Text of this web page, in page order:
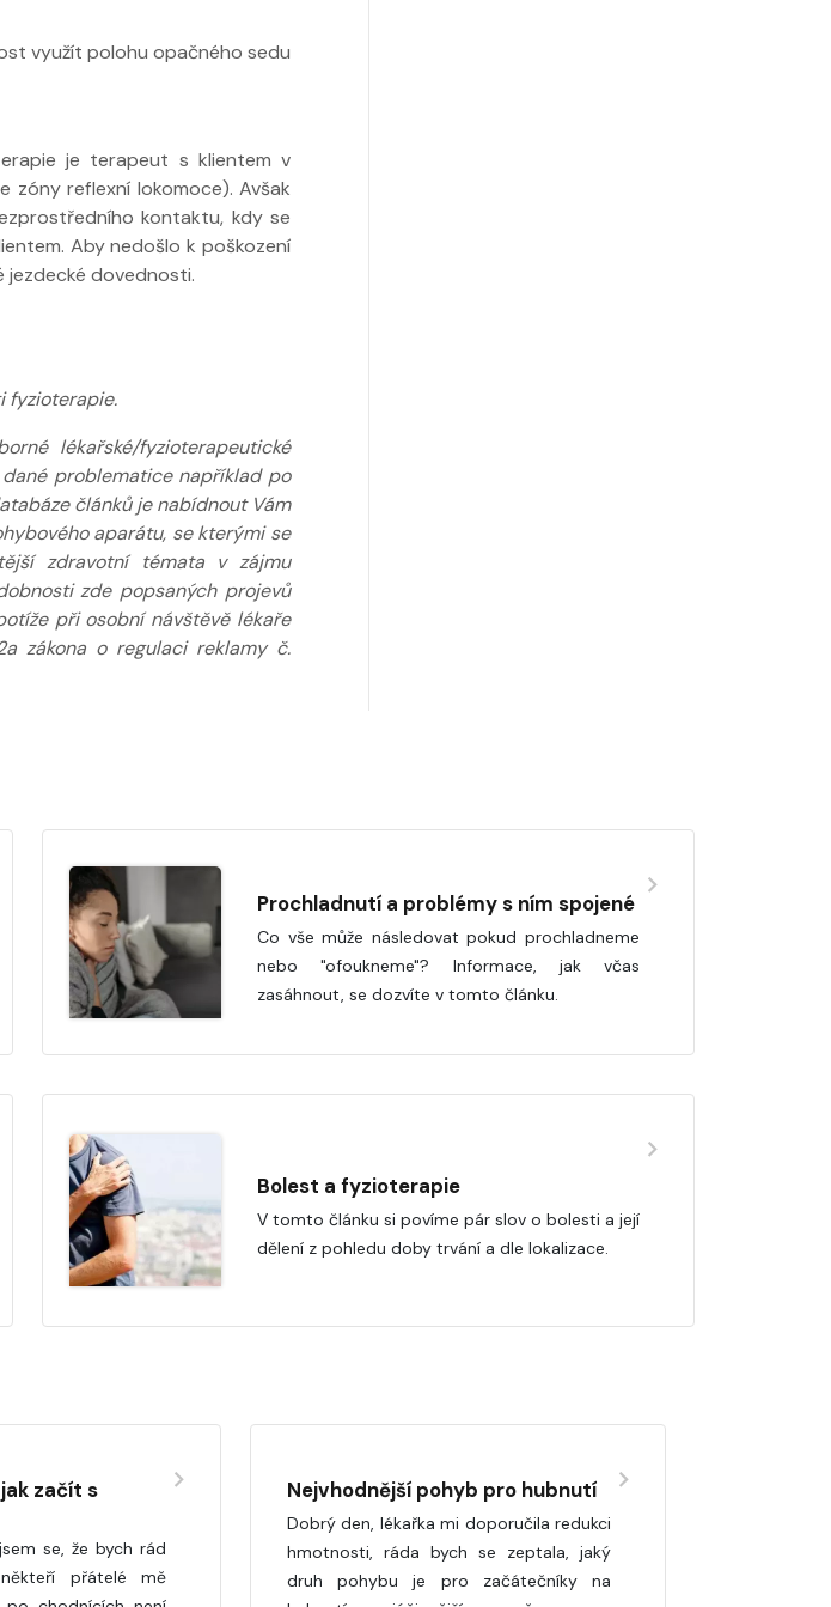
využít polohu opačného sedu
je terapeut s klientem v
reflexní lokomoce). Avšak
kontaktu, kdy se
Aby nedošlo k poškození
jezdecké dovednosti.
fyzioterapie.
lékařské/fyzioterapeutické
problematice například po
článků je nabídnout Vám
aparátu, se kterými se
zdravotní témata v zájmu
zde popsaných projevů
při osobní návštěvě lékaře
zákona o regulaci reklamy č.
Prochladnutí a problémy s ním spojené
Co vše může následovat pokud prochladneme
nebo "ofoukneme"? Informace, jak včas
zasáhnout, se dozvíte v tomto článku.
Bolest a fyzioterapie
V tomto článku si povíme pár slov o bolesti a její
dělení z pohledu doby trvání a dle lokalizace.
začít s
se, že bych rád
přátelé mě
Nejvhodnější pohyb pro hubnutí
Dobrý den, lékařka mi doporučila redukci
hmotnosti, ráda bych se zeptala, jaký
druh pohybu je pro začátečníky na